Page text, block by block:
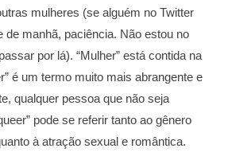
mulheres (se alguém no Twitter
de manhã, paciência. Não estou no
por lá). “Mulher” está contida na
é um termo muito mais abrangente e
qualquer pessoa que não seja
pode se referir tanto ao gênero
à atração sexual e romântica.